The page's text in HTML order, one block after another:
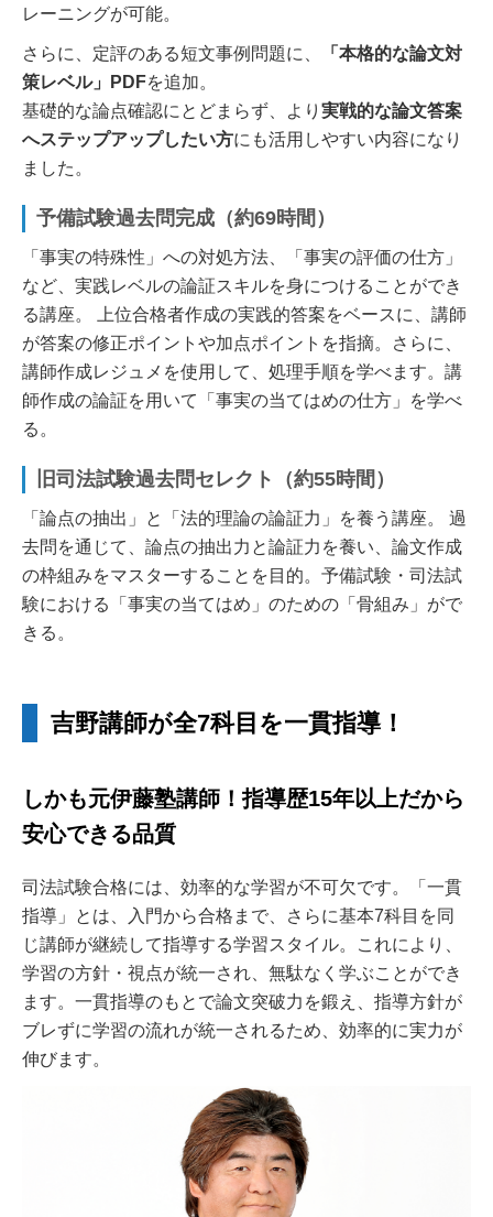
レーニングが可能。
さらに、定評のある短文事例問題に、
「本格的な論文対
策レベル」PDFを追加。
基礎的な論点確認にとどまらず、より 実戦的な論文答案
へステップアップしたい方にも活用しやすい内容になり
ました。
予備試験過去問完成（約69時間）
「事実の特殊性」への対処方法、「事実の評価の仕方」
など、実践レベルの論証スキルを身につけることができ
る講座。 上位合格者作成の実践的答案をベースに、講師
が答案の修正ポイントや加点ポイントを指摘。さらに、
講師作成レジュメを使用して、処理手順を学べます。講
師作成の論証を用いて「事実の当てはめの仕方」を学べ
る。
旧司法試験過去問セレクト（約55時間）
「論点の抽出」と「法的理論の論証力」を養う講座。 過
去問を通じて、論点の抽出力と論証力を養い、論文作成
の枠組みをマスターすることを目的。予備試験・司法試
験における「事実の当てはめ」のための「骨組み」がで
きる。
吉野講師が全7科目を一貫指導！
しかも元伊藤塾講師！指導歴15年以上だから
安心できる品質
司法試験合格には、効率的な学習が不可欠です。「一貫
指導」とは、入門から合格まで、さらに基本7科目を同
じ講師が継続して指導する学習スタイル。これにより、
学習の方針・視点が統一され、無駄なく学ぶことができ
ます。一貫指導のもとで論文突破力を鍛え、指導方針が
ブレずに学習の流れが統一されるため、効率的に実力が
伸びます。